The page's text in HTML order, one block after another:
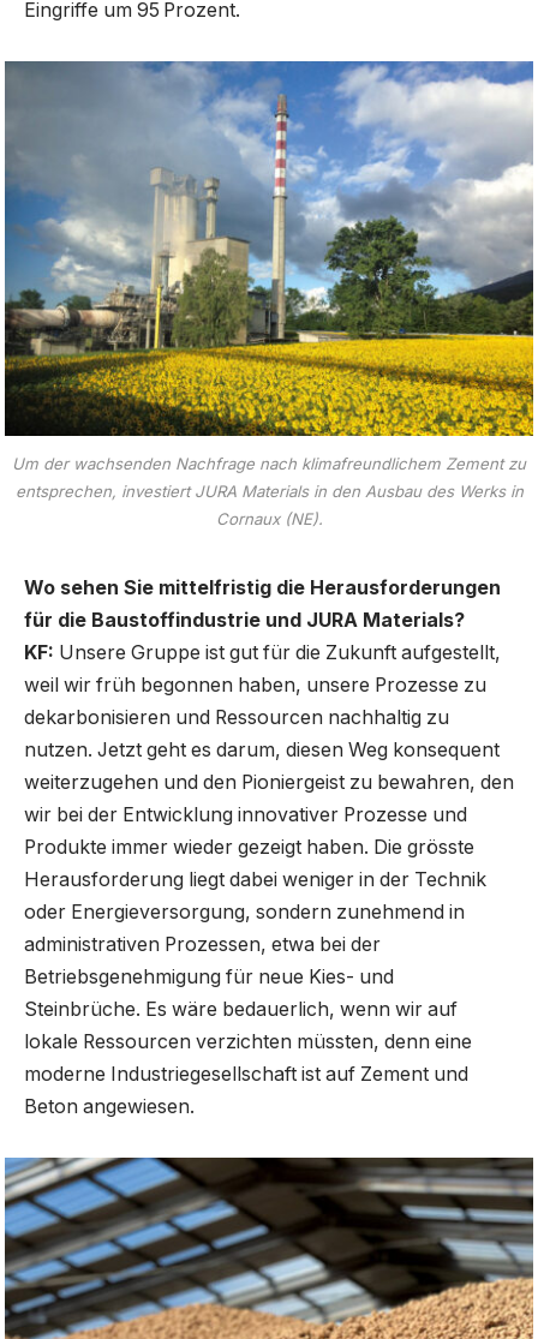
Eingriffe um 95 Prozent.
Um der wachsenden Nachfrage nach klimafreundlichem Zement zu
entsprechen, investiert JURA Materials in den Ausbau des Werks in
Cornaux (NE).
Wo sehen Sie mittelfristig die Herausforderungen
für die Baustoffindustrie und JURA Materials?
KF: Unsere Gruppe ist gut für die Zukunft aufgestellt,
weil wir früh begonnen haben, unsere Prozesse zu
dekarbonisieren und Ressourcen nachhaltig zu
nutzen. Jetzt geht es darum, diesen Weg konsequent
weiterzugehen und den Pioniergeist zu bewahren, den
wir bei der Entwicklung innovativer Prozesse und
Produkte immer wieder gezeigt haben. Die grösste
Herausforderung liegt dabei weniger in der Technik
oder Energieversorgung, sondern zunehmend in
administrativen Prozessen, etwa bei der
Betriebsgenehmigung für neue Kies- und
Steinbrüche. Es wäre bedauerlich, wenn wir auf
lokale Ressourcen verzichten müssten, denn eine
moderne Industriegesellschaft ist auf Zement und
Beton angewiesen.